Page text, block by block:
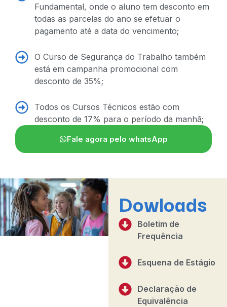
Fundamental, onde o aluno tem desconto em
todas as parcelas do ano se efetuar o
pagamento até a data do vencimento;
O Curso de Segurança do Trabalho também
está em campanha promocional com
desconto de 35%;
Todos os Cursos Técnicos estão com
desconto de 17% para o período da manhã;
Fale agora pelo whatsApp
Dowloads
Boletim de
Frequência
Esquena de Estágio
Declaração de
Equivalência